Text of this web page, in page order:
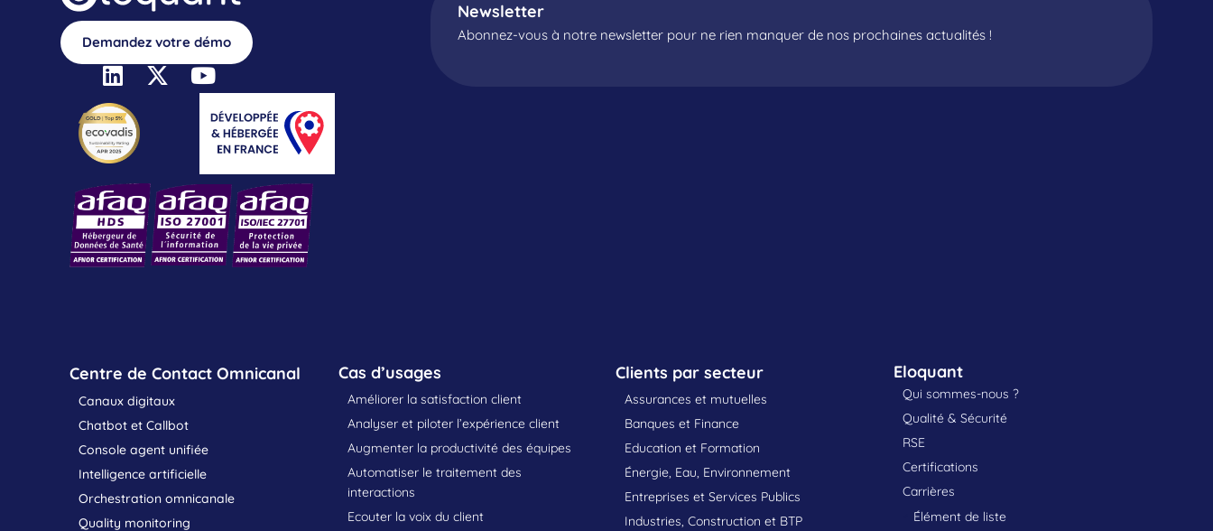
Demandez votre démo
Newsletter
Abonnez-vous à notre newsletter pour ne rien manquer de nos prochaines actualités !
Centre de Contact Omnicanal
Canaux digitaux
Chatbot et Callbot
Console agent unifiée
Intelligence artificielle
Orchestration omnicanale
Quality monitoring
Cas d’usages
Améliorer la satisfaction client
Analyser et piloter l’expérience client
Augmenter la productivité des équipes
Automatiser le traitement des
interactions
Ecouter la voix du client
Clients par secteur
Assurances et mutuelles
Banques et Finance
Education et Formation
Énergie, Eau, Environnement
Entreprises et Services Publics
Industries, Construction et BTP
Eloquant
Qui sommes-nous ?
Qualité & Sécurité
RSE
Certifications
Carrières
Élément de liste